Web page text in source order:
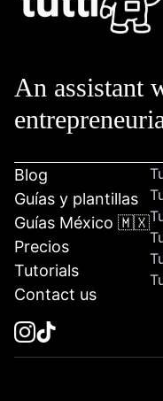
An assistant
Blog
Guías y plantillas
Guías México 🇲🇽
Precios
Tutorials
Contact us